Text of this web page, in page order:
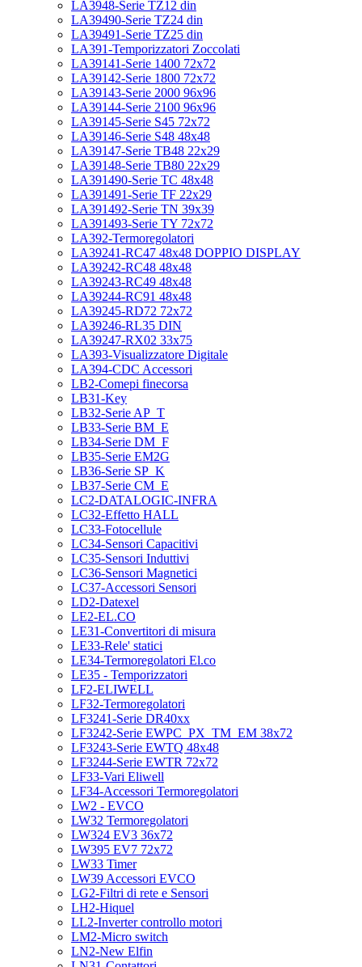
LA3948-Serie TZ12 din
LA39490-Serie TZ24 din
LA39491-Serie TZ25 din
LA391-Temporizzatori Zoccolati
LA39141-Serie 1400 72x72
LA39142-Serie 1800 72x72
LA39143-Serie 2000 96x96
LA39144-Serie 2100 96x96
LA39145-Serie S45 72x72
LA39146-Serie S48 48x48
LA39147-Serie TB48 22x29
LA39148-Serie TB80 22x29
LA391490-Serie TC 48x48
LA391491-Serie TF 22x29
LA391492-Serie TN 39x39
LA391493-Serie TY 72x72
LA392-Termoregolatori
LA39241-RC47 48x48 DOPPIO DISPLAY
LA39242-RC48 48x48
LA39243-RC49 48x48
LA39244-RC91 48x48
LA39245-RD72 72x72
LA39246-RL35 DIN
LA39247-RX02 33x75
LA393-Visualizzatore Digitale
LA394-CDC Accessori
LB2-Comepi finecorsa
LB31-Key
LB32-Serie AP_T
LB33-Serie BM_E
LB34-Serie DM_F
LB35-Serie EM2G
LB36-Serie SP_K
LB37-Serie CM_E
LC2-DATALOGIC-INFRA
LC32-Effetto HALL
LC33-Fotocellule
LC34-Sensori Capacitivi
LC35-Sensori Induttivi
LC36-Sensori Magnetici
LC37-Accessori Sensori
LD2-Datexel
LE2-EL.CO
LE31-Convertitori di misura
LE33-Rele' statici
LE34-Termoregolatori El.co
LE35 - Temporizzatori
LF2-ELIWELL
LF32-Termoregolatori
LF3241-Serie DR40xx
LF3242-Serie EWPC_PX_TM_EM 38x72
LF3243-Serie EWTQ 48x48
LF3244-Serie EWTR 72x72
LF33-Vari Eliwell
LF34-Accessori Termoregolatori
LW2 - EVCO
LW32 Termoregolatori
LW324 EV3 36x72
LW395 EV7 72x72
LW33 Timer
LW39 Accessori EVCO
LG2-Filtri di rete e Sensori
LH2-Hiquel
LL2-Inverter controllo motori
LM2-Micro switch
LN2-New Elfin